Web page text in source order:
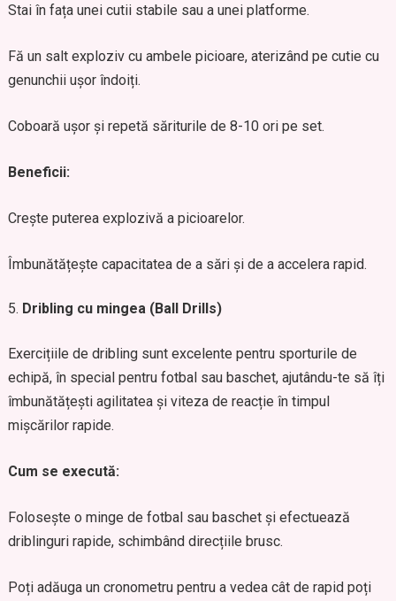
Stai în fața unei cutii stabile sau a unei platforme.
Fă un salt exploziv cu ambele picioare, aterizând pe cutie cu
genunchii ușor îndoiți.
Coboară ușor și repetă săriturile de 8-10 ori pe set.
Beneficii:
Crește puterea explozivă a picioarelor.
Îmbunătățește capacitatea de a sări și de a accelera rapid.
Dribling cu mingea (Ball Drills)
Exercițiile de dribling sunt excelente pentru sporturile de
echipă, în special pentru fotbal sau baschet, ajutându-te să îți
îmbunătățești agilitatea și viteza de reacție în timpul
mișcărilor rapide.
Cum se execută:
Folosește o minge de fotbal sau baschet și efectuează
driblinguri rapide, schimbând direcțiile brusc.
Poți adăuga un cronometru pentru a vedea cât de rapid poți